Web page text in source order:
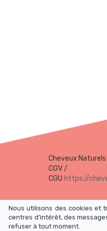
Cheveux Naturels
CGV /
CGU https://
Nous utilisons des cookies et
centres d’intérêt, des
refuser à tout moment.